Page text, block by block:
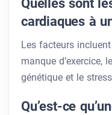
Quelles sont
cardiaques à
Les facteurs
manque d’exercice,
génétique et le
Qu’est-ce